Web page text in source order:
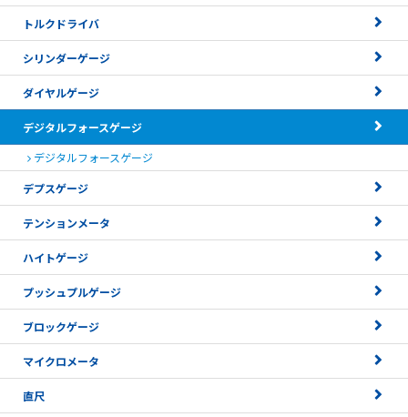
トルクドライバ
シリンダーゲージ
ダイヤルゲージ
デジタルフォースゲージ
デジタルフォースゲージ
デプスゲージ
テンションメータ
ハイトゲージ
プッシュプルゲージ
ブロックゲージ
マイクロメータ
直尺